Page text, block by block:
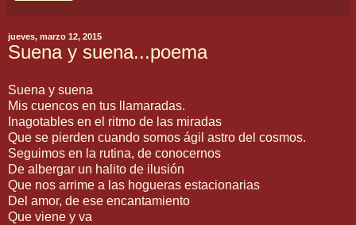
jueves, marzo 12, 2015
Suena y suena...poema
Suena y suena
Mis cuencos en tus llamaradas.
Inagotables en el ritmo de las miradas
Que se pierden cuando somos ágil astro del cosmos.
Seguimos en la rutina, de conocernos
De albergar un halito de ilusión
Que nos arrime a las hogueras estacionarias
Del amor, de ese encantamiento
Que viene y va